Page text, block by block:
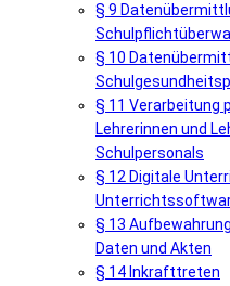
§ 9
§ 10
§ 11 Verarbeitung
Lehrerinnen und
Schulpersonals
§ 12 Digitale
§ 13
Daten und Akten
§ 14 Inkrafttreten